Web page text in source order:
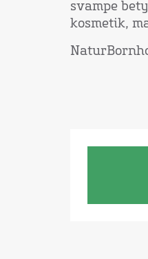
svampe
kosmetik,